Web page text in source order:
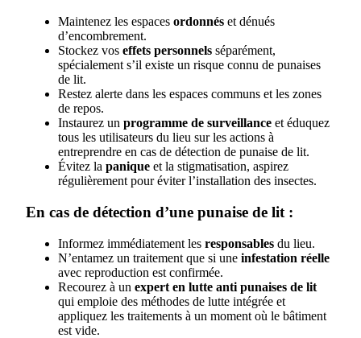
Maintenez les espaces ordonnés et dénués
d’encombrement.
Stockez vos effets personnels séparément,
spécialement s’il existe un risque connu de punaises
de lit.
Restez alerte dans les espaces communs et les zones
de repos.
Instaurez un programme de surveillance et éduquez
tous les utilisateurs du lieu sur les actions à
entreprendre en cas de détection de punaise de lit.
Évitez la panique et la stigmatisation, aspirez
régulièrement pour éviter l’installation des insectes.
En cas de détection d’une punaise de lit :
Informez immédiatement les responsables du lieu.
N’entamez un traitement que si une infestation réelle
avec reproduction est confirmée.
Recourez à un expert en lutte anti punaises de lit
qui emploie des méthodes de lutte intégrée et
appliquez les traitements à un moment où le bâtiment
est vide.